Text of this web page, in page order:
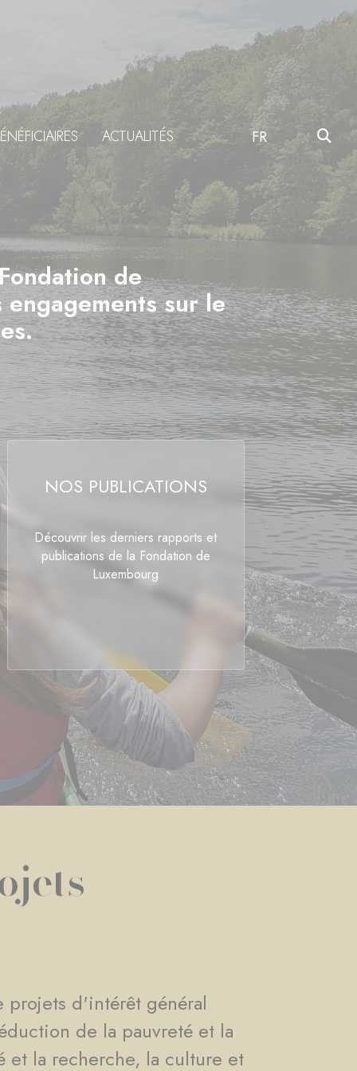
ACTUALITÉS FR
de
sur le
NOS PUBLICATIONS
Découvrir les derniers rapports et
publications de la Fondation de
Luxembourg
projets d'intérêt général
de la pauvreté et la
et la recherche, la culture et